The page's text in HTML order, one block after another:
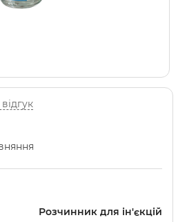
Розчинник для ін'єкцій